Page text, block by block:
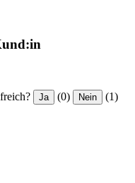
Ja (0) Nein (1)